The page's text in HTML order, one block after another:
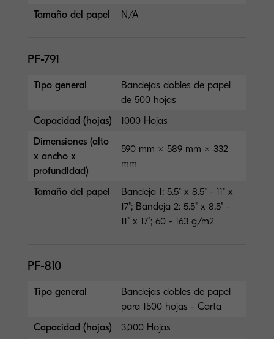
Tamaño del papel N/A
PF-791
Tipo general
Bandejas dobles de papel
de 500 hojas
Capacidad (hojas)
1000 Hojas
Dimensiones (alto
x ancho x
profundidad)
590 mm × 589 mm × 332
mm
Tamaño del papel
Bandeja 1: 5.5" x 8.5" - 11" x
17"; Bandeja 2: 5.5" x 8.5" -
11" x 17"; 60 - 163 g/m2
PF-810
Tipo general
Bandejas dobles de papel
para 1500 hojas - Carta
Capacidad (hojas)
3,000 Hojas